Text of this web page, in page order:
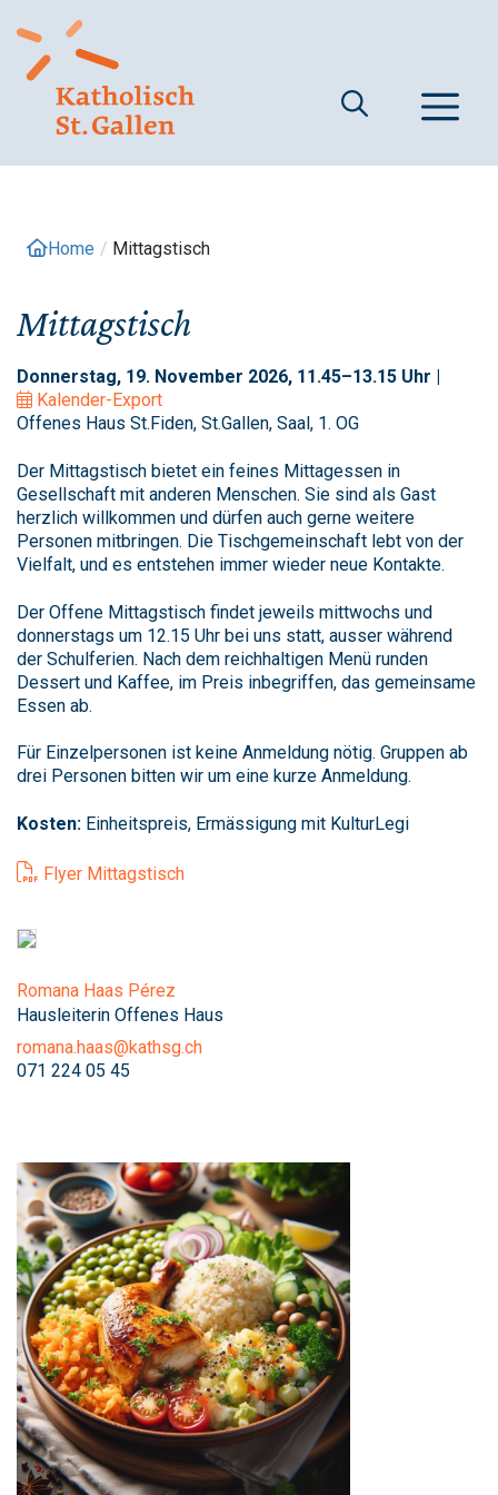
zum
Inhalt
Home / Mittagstisch
Mittagstisch
Donnerstag, 19. November 2026, 11.45–13.15 Uhr |
Kalender-Export
Offenes Haus St.Fiden, St.Gallen, Saal, 1. OG
Der Mittagstisch bietet ein feines Mittagessen in
Gesellschaft mit anderen Menschen. Sie sind als Gast
herzlich willkommen und dürfen auch gerne weitere
Personen mitbringen. Die Tischgemeinschaft lebt von der
Vielfalt, und es entstehen immer wieder neue Kontakte.
Der Offene Mittagstisch findet jeweils mittwochs und
donnerstags um 12.15 Uhr bei uns statt, ausser während
der Schulferien. Nach dem reichhaltigen Menü runden
Dessert und Kaffee, im Preis inbegriffen, das gemeinsame
Essen ab.
Für Einzelpersonen ist keine Anmeldung nötig. Gruppen ab
drei Personen bitten wir um eine kurze Anmeldung.
Kosten: Einheitspreis, Ermässigung mit KulturLegi
Flyer Mittagstisch
Romana Haas Pérez
Hausleiterin Offenes Haus
romana.haas@kathsg.ch
071 224 05 45